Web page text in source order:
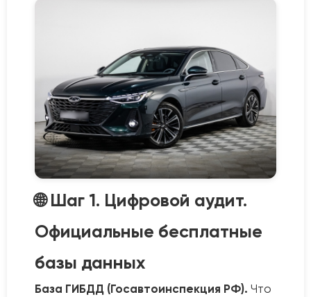
🌐 Шаг 1. Цифровой аудит.
Официальные бесплатные
базы данных
База ГИБДД (Госавтоинспекция РФ). Что